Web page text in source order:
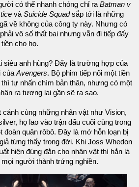
có thể nhanh chóng chỉ raBatman v
vàSuicide Squadsắp tới là những
về không của công ty này. Nhưng có
vô số thất bại nhưng vẫn đi tiếp đấy
cho họ.
siêu anh hùng? Đấy là trường hợp của
củaAvengers. Bộ phim tiếp nối một tiền
tự nhấn chìm bản thân, nhưng có một
ra tương lai gần sẽ ra sao.
cánh cùng những nhân vật như Vision,
họ lao vào trận đấu cuối cùng trong
đoàn quân rôbô. Đây là mớ hỗn loạn bị
từng thấy trong đời. Khi Joss Whedon
hiện đúng đắn cho nhân vật thì hẳn là
người thành trứng nghiền.